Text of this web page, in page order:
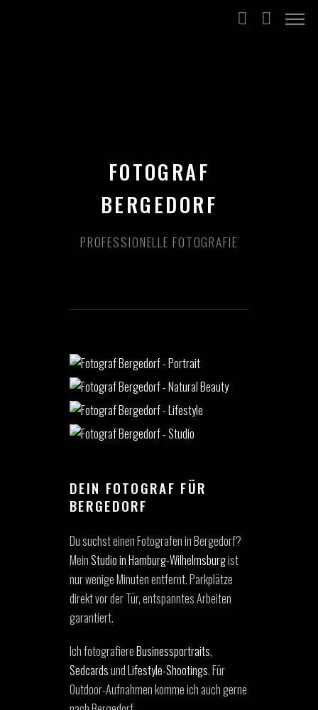
FOTOGRAF
BERGEDORF
PROFESSIONELLE FOTOGRAFIE
DEIN FOTOGRAF FÜR
BERGEDORF
Du suchst einen Fotografen in Bergedorf?
MeinStudio in Hamburg-Wilhelmsburgist
nur wenige Minuten entfernt. Parkplätze
direkt vor der Tür, entspanntes Arbeiten
garantiert.
Ich fotografiereBusinessportraits,
SedcardsundLifestyle-Shootings. Für
Outdoor-Aufnahmen komme ich auch gerne